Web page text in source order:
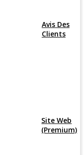
Avis Des
Clients
Site Web
(Premium)